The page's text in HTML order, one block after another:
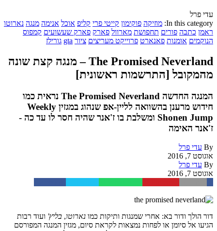
עדי פרל
In this category: מוזיקה פוקימון קייטי פרי קליפ אוכל אנימה מנגה נארוטו
ראמן כתבה פורים תחפושת מארוול פארק פארק שעשועים קמפוס
הנוקמים אומנות פאנארט פרוייקט מעריצים ציור gta גורילז
The Promised Neverland – מנגה קצת שונה
מהמקובל [התרשמות ראשונית]
המנגה החדשה The Promised Neverland נראית כמו
חידוש מרענן בהשוואה לליין-אפ שנהוג במגזין Weekly
Shonen Jump ומשלבת בו ז'אנר שהיה חסר לו עד כה -
ז'אנר האימה
By עדי פרל
אוגוסט 7, 2016
By עדי פרל
אוגוסט 7, 2016
דור הולך ודור בא: אחרי שמנגות ותיקות כמו נארוטו, בליץ' ועוד רבות
הגיעו אל סיומן או לפחות נמצאות לקראת סיום, מגזין המנגה המפורסם